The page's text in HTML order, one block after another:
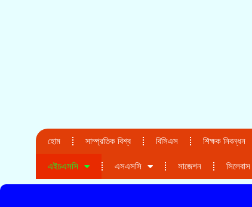
হোম সাম্প্রতিক বিশ্ব বিসিএস শিক্ষক নিবন্ধন
এইচএসসি এসএসসি সাজেশন সিলেবাস